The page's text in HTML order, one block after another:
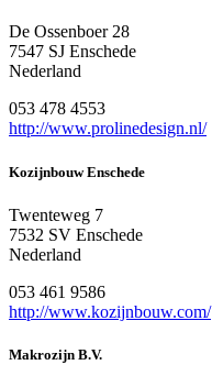
De Ossenboer 28
7547 SJ Enschede
Nederland
053 478 4553
http://www.prolinedesign.nl/
Kozijnbouw Enschede
Twenteweg 7
7532 SV Enschede
Nederland
053 461 9586
http://www.kozijnbouw.com/
Makrozijn B.V.